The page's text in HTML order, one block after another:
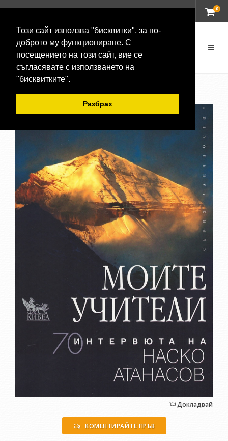
Този сайт използва "бисквитки", за по-
доброто му функциониране. С
посещението на този сайт, вие се
съгласявате с използването на
"бисквитките".
Разбрах
0
-20 %
Докладвай
КОМЕНТИРАЙТЕ ПРЪВ